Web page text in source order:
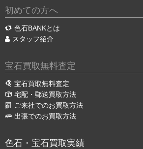
初めての方へ
色石BANKとは
スタッフ紹介
宝石買取無料査定
宝石買取無料査定
宅配・郵送買取方法
ご来社でのお買取方法
出張でのお買取方法
色石・宝石買取実績